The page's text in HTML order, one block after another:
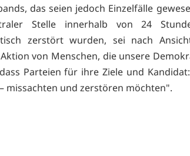
das seien jedoch Einzelfälle
Stelle innerhalb von 24
zerstört wurden, sei nach
von Menschen, die unsere
Parteien für ihre Ziele und
missachten und zerstören möchten".